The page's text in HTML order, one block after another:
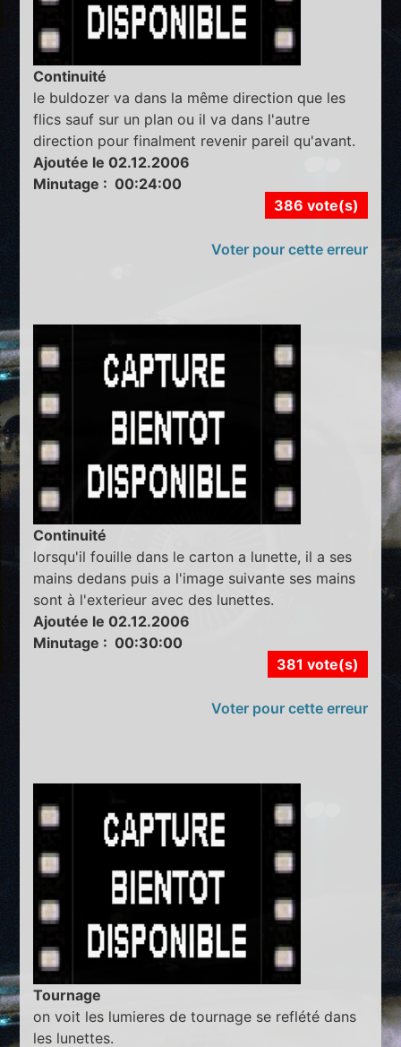
Continuité
le buldozer va dans la même direction que les
flics sauf sur un plan ou il va dans l'autre
direction pour finalment revenir pareil qu'avant.
Ajoutée le 02.12.2006
Minutage : 00:24:00
386 vote(s)
Voter pour cette erreur
Continuité
lorsqu'il fouille dans le carton a lunette, il a ses
mains dedans puis a l'image suivante ses mains
sont à l'exterieur avec des lunettes.
Ajoutée le 02.12.2006
Minutage : 00:30:00
381 vote(s)
Voter pour cette erreur
Tournage
on voit les lumieres de tournage se reflété dans
les lunettes.